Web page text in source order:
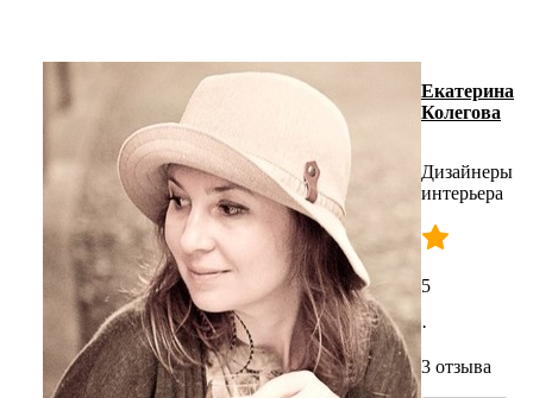
Екатерина
Колегова
Дизайнеры
интерьера
5
·
3 отзыва